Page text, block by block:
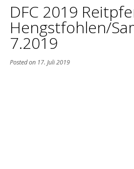
DFC 2019
Hengstfohlen/
7.2019
Posted on 17. Juli 2019